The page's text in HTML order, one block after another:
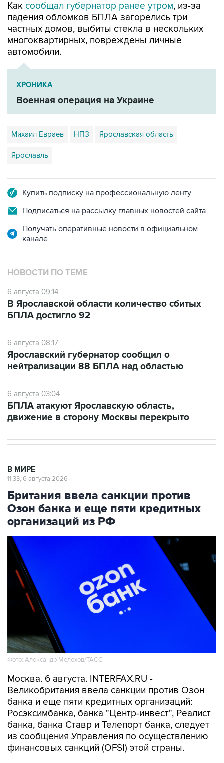
Как сообщал губернатор ранее утром, из-за
падения обломков БПЛА загорелись три
частных домов, выбиты стекла в нескольких
многоквартирных, повреждены личные
автомобили.
ХРОНИКА
Военная операция на Украине
Михаил Евраев НПЗ Ярославская область
Ярославль
Купить подписку на профессиональную ленту
Подписаться на рассылку главных новостей сайта
Получать оперативные новости в официальном
канале
НОВОСТИ ПО ТЕМЕ
6 августа 09:14
В Ярославской области количество сбитых
БПЛА достигло 92
6 августа 08:17
Ярославский губернатор сообщил о
нейтрализации 88 БПЛА над областью
6 августа 03:04
БПЛА атакуют Ярославскую область,
движение в сторону Москвы перекрыто
В МИРЕ
11:33, 6 августа 2026
Британия ввела санкции против
Озон банка и еще пяти кредитных
организаций из РФ
Фото: Александр Мелехов/ТАСС
Москва. 6 августа. INTERFAX.RU -
Великобритания ввела санкции против Озон
банка и еще пяти кредитных организаций:
Росэксимбанка, банка "Центр-инвест", Реалист
банка, банка Ставр и Телепорт банка, следует
из сообщения Управления по осуществлению
финансовых санкций (OFSI) этой страны.